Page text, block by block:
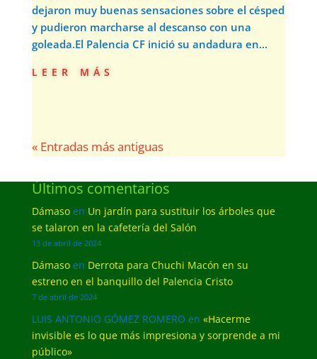
dejaron muy buenas sensaciones sobre el césped
y pudieron marcharse al descanso con una
goleada.El Palencia CF inició su andadura en...
leer más
« Entradas más antiguas
Últimos comentarios
Dámasoen Un jardín para sustituir los árboles que
se talaron en la cafetería del Salón
13 de abril de 2024
Dámasoen Derrota para Chuchi Macón en su
estreno en el banquillo del Palencia Cristo
7 de abril de 2024
LUIS ANTONIO GÓMEZ ROMERO en «Hacerme
invisible es lo que más impresiona y sorprende a mi
público»